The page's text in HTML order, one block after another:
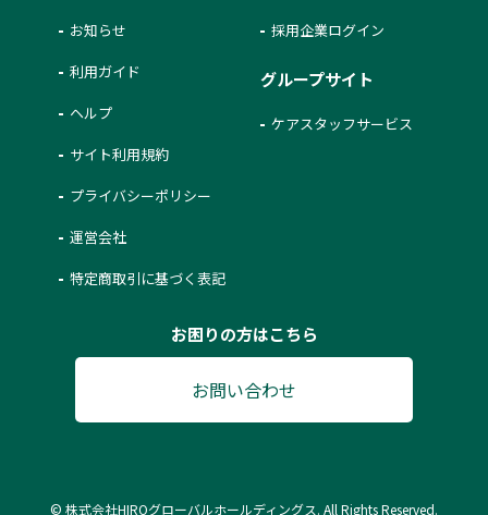
お知らせ
利用ガイド
ヘルプ
サイト利用規約
プライバシーポリシー
運営会社
特定商取引に基づく表記
採用企業ログイン
グループサイト
ケアスタッフサービス
お困りの方はこちら
お問い合わせ
© 株式会社HIROグローバルホールディングス. All Rights Reserved.